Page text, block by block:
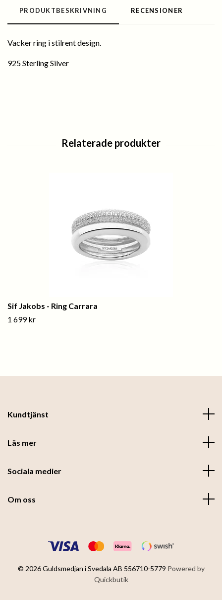
PRODUKTBESKRIVNING RECENSIONER
Vacker ring i stilrent design.
925 Sterling Silver
Sif Jakobs - Ring Carrara
1 699 kr
Kundtjänst
Läs mer
Sociala medier
Om oss
© 2026 Guldsmedjan i Svedala AB 556710-5779 Powered by
Quickbutik